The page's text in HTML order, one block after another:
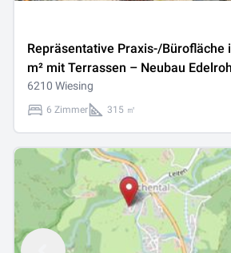
Repräsentative Praxis-/Bürofläche
m² mit Terrassen – Neubau
6210 Wiesing
6 Zimmer 315 ㎡